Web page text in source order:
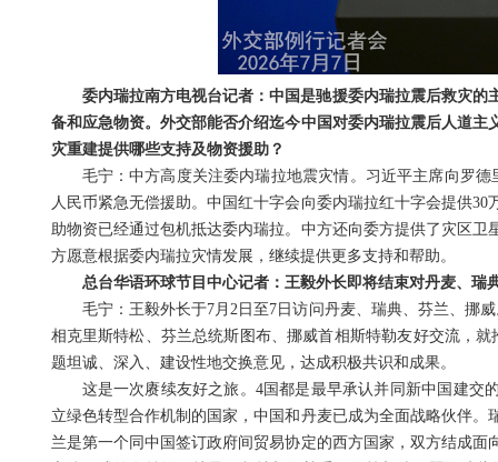
委内瑞拉南方电视台记者：中国是驰援委内瑞拉震后救灾
备和应急物资。外交部能否介绍迄今中国对委内瑞拉震后人道
灾重建提供哪些支持及物资援助？
毛宁：中方高度关注委内瑞拉地震灾情。习近平主席向罗
人民币紧急无偿援助。中国红十字会向委内瑞拉红十字会提供
助物资已经通过包机抵达委内瑞拉。中方还向委方提供了灾区
方愿意根据委内瑞拉灾情发展，继续提供更多支持和帮助。
总台华语环球节目中心记者：王毅外长即将结束对丹麦、
毛宁： 王毅外长于7月2日至7日访问丹麦、瑞典、芬兰、挪
相克里斯特松、芬兰总统斯图布、挪威首相斯特勒友好交流，
题坦诚、深入、建设性地交换意见，达成积极共识和成果。
这是一次赓续友好之旅。4国都是最早承认并同新中国建交
立绿色转型合作机制的国家，中国和丹麦已成为全面战略伙伴
兰是第一个同中国签订政府间贸易协定的西方国家，双方结成